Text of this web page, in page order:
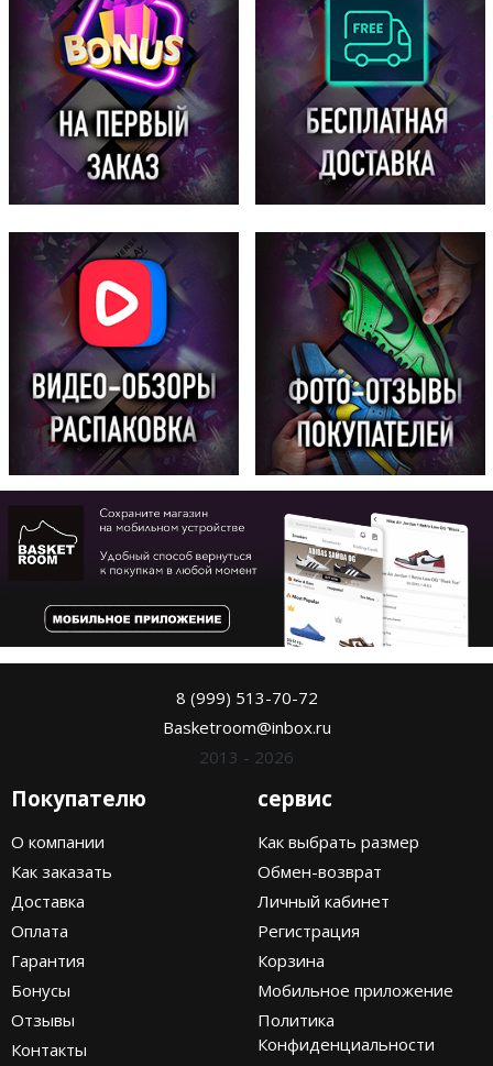
8 (999) 513-70-72
Basketroom@inbox.ru
2013 - 2026
Покупателю
О компании
Как заказать
Доставка
Оплата
Гарантия
Бонусы
Отзывы
Контакты
сервис
Как выбрать размер
Обмен-возврат
Личный кабинет
Регистрация
Корзина
Мобильное приложение
Политика
Конфиденциальности